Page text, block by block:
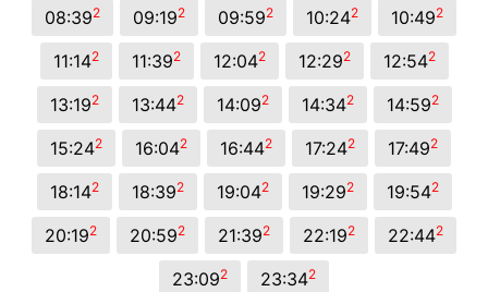
08:392 09:192 09:592 10:242 10:492
11:142 11:392 12:042 12:292 12:542
13:192 13:442 14:092 14:342 14:592
15:242 16:042 16:442 17:242 17:492
18:142 18:392 19:042 19:292 19:542
20:192 20:592 21:392 22:192 22:442
23:092 23:342